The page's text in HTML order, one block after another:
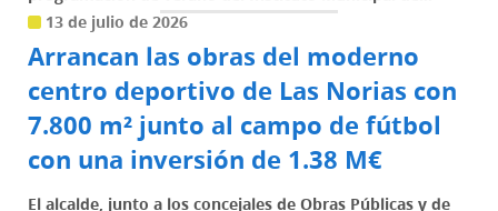
13 de julio de 2026
Arrancan las obras del moderno
centro deportivo de Las Norias con
7.800 m² junto al campo de fútbol
con una inversión de 1.38 M€
El alcalde, junto a los concejales de Obras Públicas y de